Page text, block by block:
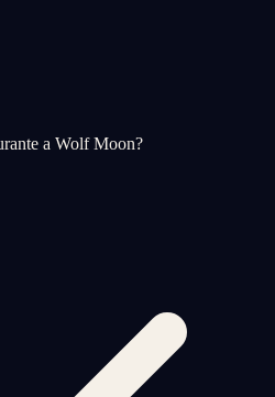
a Wolf Moon?